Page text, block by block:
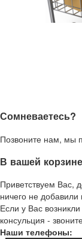
Сомневаетесь?
Позвоните нам, мы
В вашей
Приветствуем Вас,
ничего не добавили
Если у Вас
консульция -
Наши телефоны: